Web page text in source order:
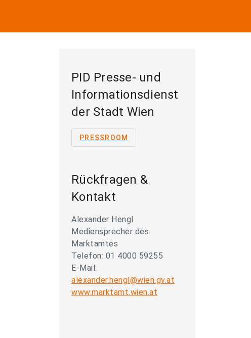
PID Presse- und
Informationsdienst
der Stadt Wien
PRESSROOM
Rückfragen &
Kontakt
Alexander Hengl
Mediensprecher des
Marktamtes
Telefon: 01 4000 59255
E-Mail:
alexander.hengl@wien.gv.at
www.marktamt.wien.at